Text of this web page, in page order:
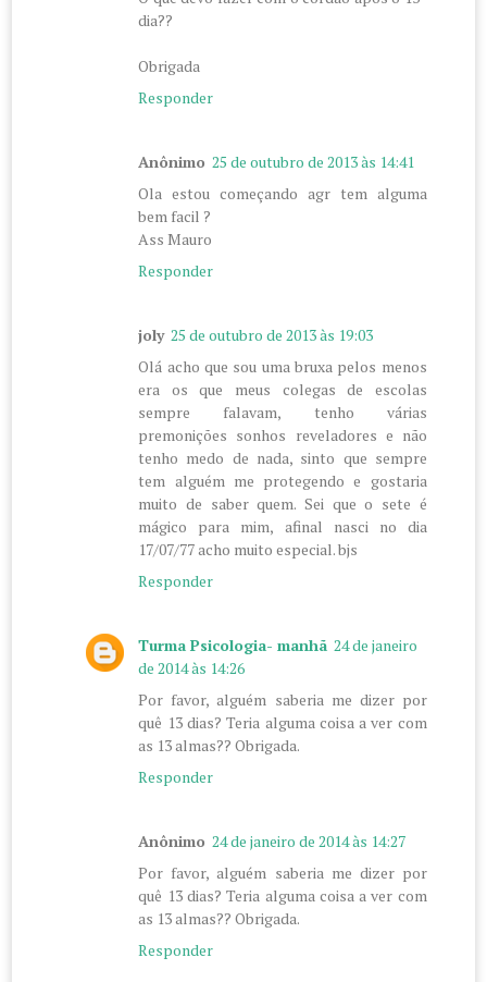
dia??
Obrigada
Responder
Anônimo 25 de outubro de 2013 às 14:41
Ola estou começando agr tem alguma
bem facil ?
Ass Mauro
Responder
joly 25 de outubro de 2013 às 19:03
Olá acho que sou uma bruxa pelos menos
era os que meus colegas de escolas
sempre falavam, tenho várias
premonições sonhos reveladores e não
tenho medo de nada, sinto que sempre
tem alguém me protegendo e gostaria
muito de saber quem. Sei que o sete é
mágico para mim, afinal nasci no dia
17/07/77 acho muito especial. bjs
Responder
Turma Psicologia- manhã 24 de janeiro
de 2014 às 14:26
Por favor, alguém saberia me dizer por
quê 13 dias? Teria alguma coisa a ver com
as 13 almas?? Obrigada.
Responder
Anônimo 24 de janeiro de 2014 às 14:27
Por favor, alguém saberia me dizer por
quê 13 dias? Teria alguma coisa a ver com
as 13 almas?? Obrigada.
Responder